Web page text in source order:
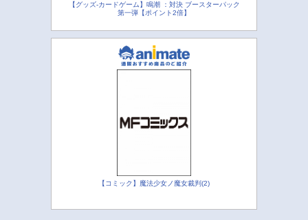
【グッズ-カードゲーム】鳴潮 ：対決 ブースターパック
第一弾【ポイント2倍】
【コミック】魔法少女ノ魔女裁判(2)